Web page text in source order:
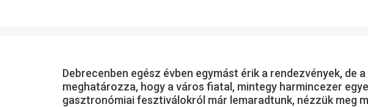
Debrecenben egész évben egymást érik a rendezvények,
meghatározza, hogy a város fiatal, mintegy harmincezer
gasztronómiai fesztiválokról már lemaradtunk, nézzük meg